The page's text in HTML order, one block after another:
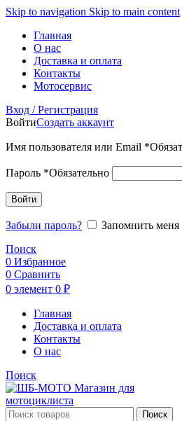
Skip to navigation Skip to main content
Главная
О нас
Доставка и оплата
Контакты
Мотосервис
Вход / Регистрация
ВойтиСоздать аккаунт
Имя пользователя или Email *
Пароль *Обязательно
Войти
Забыли пароль?
Запомнить меня
Поиск
0 Избранное
0 Сравнить
0 элемент 0 ₽
Главная
Доставка и оплата
Контакты
О нас
Поиск
Поиск